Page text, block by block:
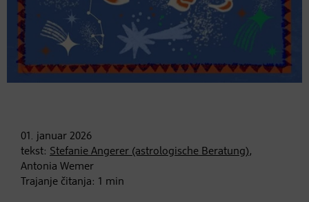
01. januar 2026
tekst: Stefanie Angerer (astrologische Beratung),
Antonia Wemer
Trajanje čitanja: 1 min